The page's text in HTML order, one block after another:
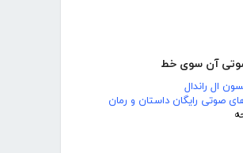
آن سوی خط
ال راندال
صوتی رایگان داستان و رمان